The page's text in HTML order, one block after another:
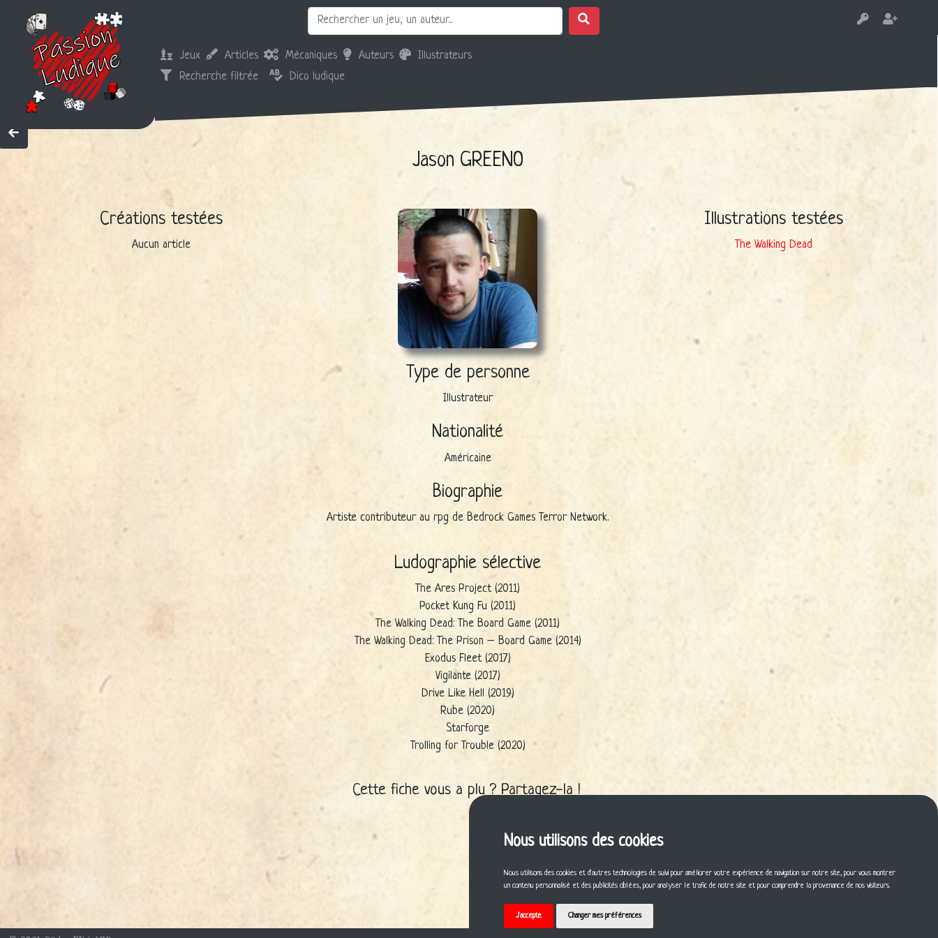
Nous utilisons des cookies
Nous utilisons des cookies et d'autres technologies de suivi pour améliorer votre expérience de navigation sur notre site, pour vous montrer
un contenu personnalisé et des publicités ciblées, pour analyser le trafic de notre site et pour comprendre la provenance de nos visiteurs.
J'accepte Changer mes préférences
Jeux Articles Mécaniques Auteurs
Illustrateurs
Recherche filtrée
Dico ludique
Jason GREENO
Créations testées
Aucun article
Illustrations testées
The Walking Dead
Type de personne
Illustrateur
Nationalité
Américaine
Biographie
Artiste contributeur au rpg de Bedrock Games Terror Network.
Ludographie sélective
The Ares Project (2011)
Pocket Kung Fu (2011)
The Walking Dead: The Board Game (2011)
The Walking Dead: The Prison – Board Game (2014)
Exodus Fleet (2017)
Vigilante (2017)
Drive Like Hell (2019)
Rube (2020)
Starforge
Trolling for Trouble (2020)
Cette fiche vous a plu ? Partagez-la !